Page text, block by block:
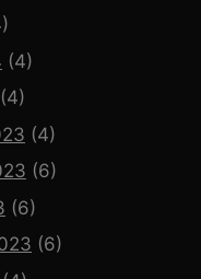
(4)
(4)
(4)
(6)
(6)
(6)